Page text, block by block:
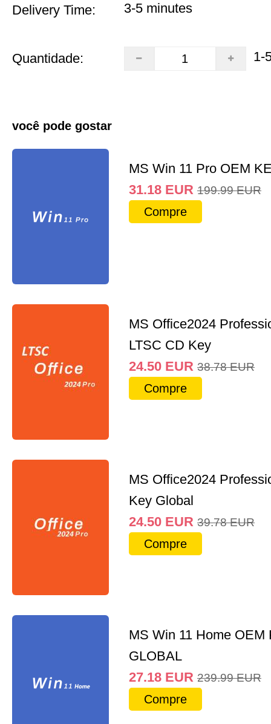
Delivery Time: 3-5 minutes
Quantidade: 1-
você pode gostar
MS Win 11 Pro OEM
31.18 EUR 199.99 EUR
Compre
MS Office2024
LTSC CD Key
24.50 EUR 38.78 EUR
Compre
MS Office2024
Key Global
24.50 EUR 39.78 EUR
Compre
MS Win 11 Home OEM
GLOBAL
27.18 EUR 239.99 EUR
Compre